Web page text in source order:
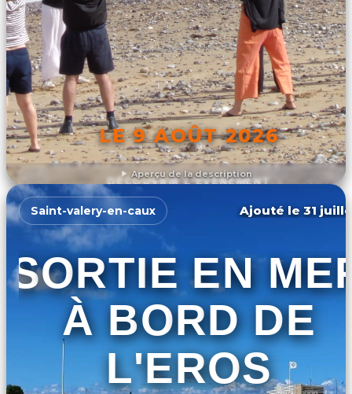
Aperçu de la description
LE 9 AOÛT 2026
DÉCOUVRIR L'ÉVÉNEMENT
Saint-valery-en-caux Ajouté le 31
SORTIE EN
À BORD DE
L'EROS